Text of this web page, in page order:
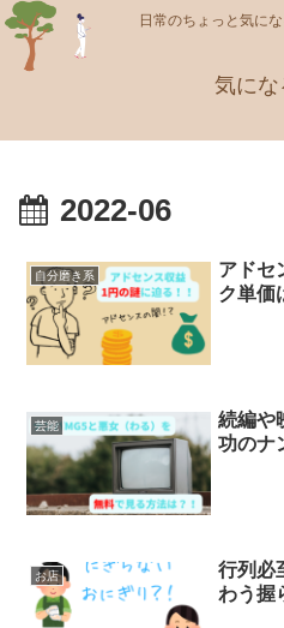
日常のちょっと気に
気にな
2022-06
自分磨き系
アドセ
ク単価
芸能
続編や
功のナ
お店
行列必
わう握